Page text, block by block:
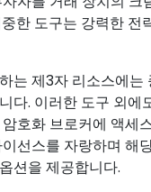
한 도구는 강력한 전
는 제3자 리소스에는
다. 이러한 도구 외에
호화 브로커에 액세
선스를 자랑하며 해
션을 제공합니다.